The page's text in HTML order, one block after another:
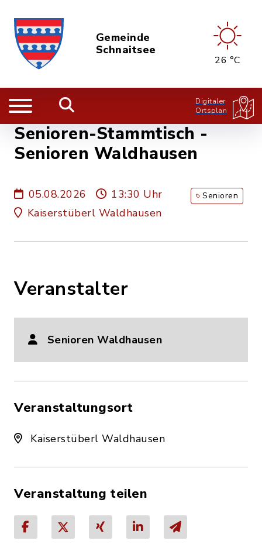
Gemeinde
Schnaitsee
26 °C
Digitaler
Ortsplan
Senioren-Stammtisch -
Senioren Waldhausen
05.08.2026
13:30 Uhr
Kaiserstüberl Waldhausen
Senioren
Veranstalter
Senioren Waldhausen
Veranstaltungsort
Kaiserstüberl Waldhausen
Veranstaltung teilen